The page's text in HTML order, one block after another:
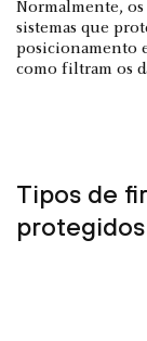
Normalmente, os
sistemas que
posicionamento
como filtram os
Tipos de
protegidos